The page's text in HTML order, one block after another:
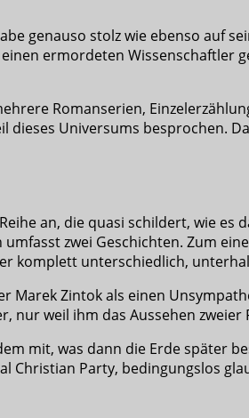
genauso stolz wie ebenso auf
ermordeten Wissenschaftler
Romanserien,
Universums besprochen.
an, die quasi schildert, wie es
zwei Geschichten. Zum
komplett unterschiedlich,
Zintok als einen
nur weil ihm das Aussehen
mit, was dann die Erde später
Christian Party, bedingungslos